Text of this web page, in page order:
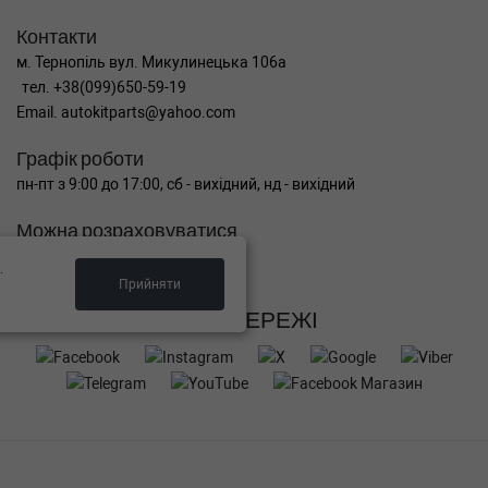
Контакти
м. Тернопіль вул. Микулинецька 106а
тел. +38(099)650-59-19
Email. autokitparts@yahoo.com
Графік роботи
пн-пт з 9:00 до 17:00, сб - вихідний, нд - вихідний
Можна розраховуватися
СОЦ МЕРЕЖІ
Прийняти